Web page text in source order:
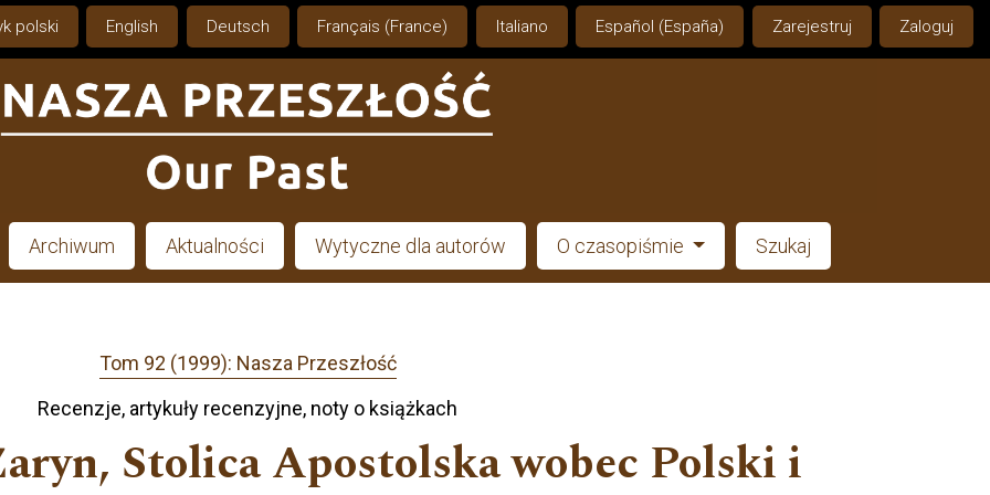
polski English Deutsch Français (France) Italiano Español (España) Zarejestruj Zaloguj
Archiwum Aktualności Wytyczne dla autorów O czasopiśmie Szukaj
Tom 92 (1999): Nasza Przeszłość
Recenzje, artykuły recenzyjne, noty o książkach
Stolica Apostolska wobec Polski i